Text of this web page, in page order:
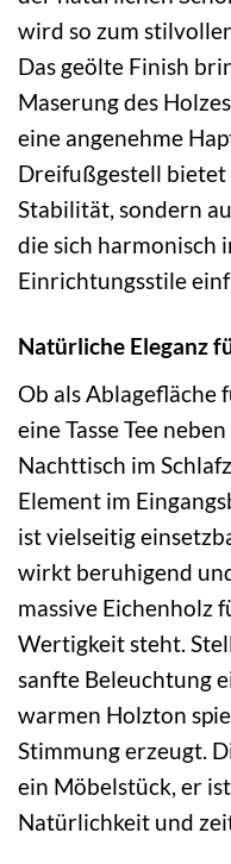
wird so zum
Das geölte Finish
Maserung des
eine angenehme
Dreifußgestell bietet
Stabilität, sondern
die sich harmonisch
Einrichtungsstile
Natürliche Eleganz
Ob als Ablagefläche
eine Tasse Tee
Nachttisch im
Element im
ist vielseitig
wirkt beruhigend
massive Eichenholz
Wertigkeit steht.
sanfte Beleuchtung
warmen Holzton
Stimmung erzeugt.
ein Möbelstück, er
Natürlichkeit und